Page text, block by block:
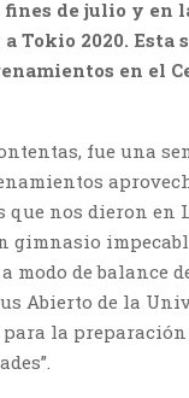
de julio y en
Tokio 2020. Esta
en el
fue una
que nos dieron en
gimnasio
modo de balance
Abierto de la
para la